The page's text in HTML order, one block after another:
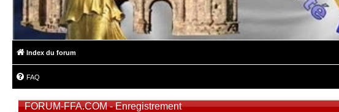
Index du forum
FAQ
FORUM-FFA.COM - Enregistrement